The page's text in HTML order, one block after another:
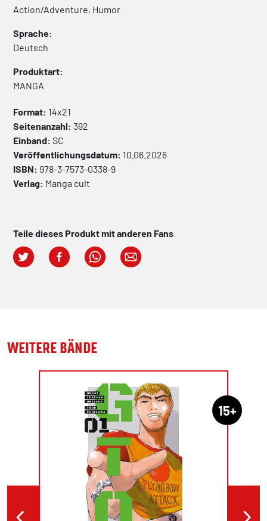
Action/Adventure, Humor
Sprache:
Deutsch
Produktart:
MANGA
Format: 14x21
Seitenanzahl: 392
Einband: SC
Veröffentlichungsdatum: 10.06.2026
ISBN: 978-3-7573-0338-9
Verlag: Manga cult
Teile dieses Produkt mit anderen Fans
WEITERE BÄNDE
15+